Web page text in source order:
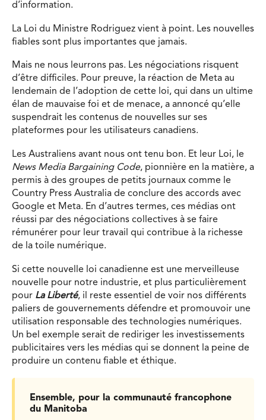
d’information.
La Loi du Ministre Rodriguez vient à point. Les nouvelles
fiables sont plus importantes que jamais.
Mais ne nous leurrons pas. Les négociations risquent
d’être difficiles. Pour preuve, la réaction de Meta au
lendemain de l’adoption de cette loi, qui dans un ultime
élan de mauvaise foi et de menace, a annoncé qu’elle
suspendrait les contenus de nouvelles sur ses
plateformes pour les utilisateurs canadiens.
Les Australiens avant nous ont tenu bon. Et leur Loi, le
News Media Bargaining Code, pionnière en la matière, a
permis à des groupes de petits journaux comme le
Country Press Australia de conclure des accords avec
Google et Meta. En d’autres termes, ces médias ont
réussi par des négociations collectives à se faire
rémunérer pour leur travail qui contribue à la richesse
de la toile numérique.
Si cette nouvelle loi canadienne est une merveilleuse
nouvelle pour notre industrie, et plus particulièrement
pour La Liberté, il reste essentiel de voir nos différents
paliers de gouvernements défendre et promouvoir une
utilisation responsable des technologies numériques.
Un bel exemple serait de rediriger les investissements
publicitaires vers les médias qui se donnent la peine de
produire un contenu fiable et éthique.
Ensemble, pour la communauté francophone
du Manitoba